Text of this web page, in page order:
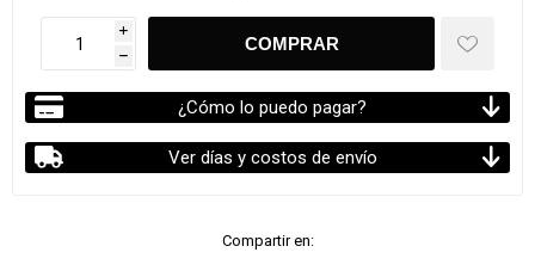
i
h
¿Cómo lo puedo pagar?
Ver días y costos de envío
Compartir en: